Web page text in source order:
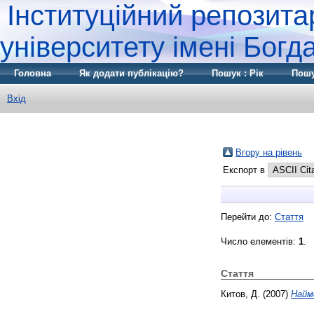
Інституційний
університету імені
Головна Як додати публікацію? Пошук : Рік
Вхід
Вгору на рівень
Експорт в
Перейти до: Стаття
Число елементів: 1
Стаття
Китов, Д. (2007)